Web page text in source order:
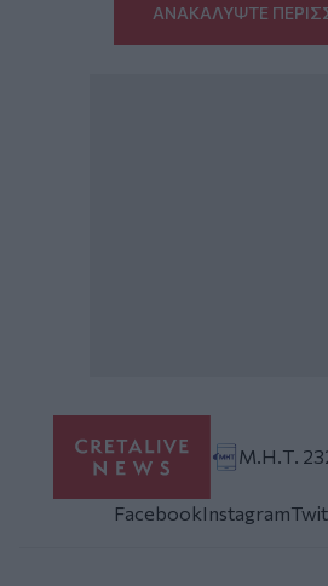
ΑΝΑΚΑΛΥΨΤΕ
Μ.Η.Τ.
FacebookInstagram